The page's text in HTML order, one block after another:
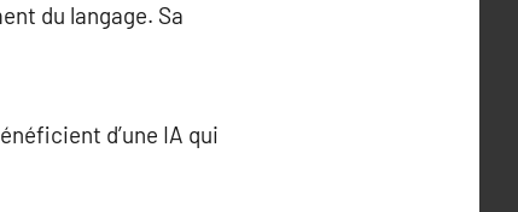
du langage. Sa
d’une IA qui